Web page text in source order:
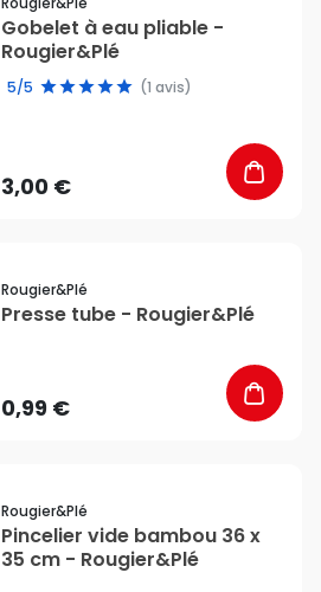
Gobelet à eau pliable -
Rougier&Plé
5/5 (1 avis)
3,00 €
Rougier&plé
Presse tube - Rougier&Plé
0,99 €
Rougier&plé
Pincelier vide bambou 36 x
35 cm - Rougier&Plé